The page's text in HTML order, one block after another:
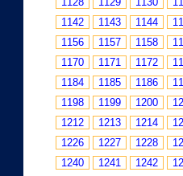
1142
1143 1144
1156
1157 1158
1170
1171 1172
1184
1185 1186
1198
1199 1200
1212
1213 1214
1226
1227 1228
1240
1241 1242